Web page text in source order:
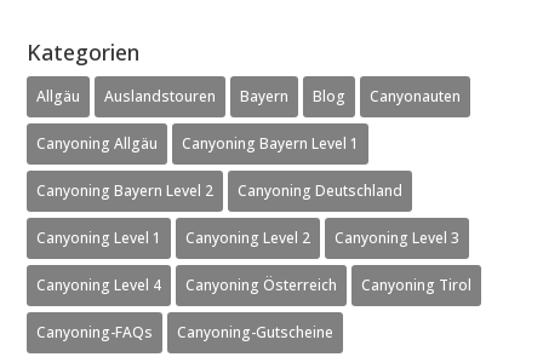
Kategorien
Allgäu Auslandstouren Bayern Blog Canyonauten
Canyoning Allgäu Canyoning Bayern Level 1
Canyoning Bayern Level 2 Canyoning Deutschland
Canyoning Level 1 Canyoning Level 2 Canyoning Level 3
Canyoning Level 4 Canyoning Österreich Canyoning Tirol
Canyoning-FAQs Canyoning-Gutscheine